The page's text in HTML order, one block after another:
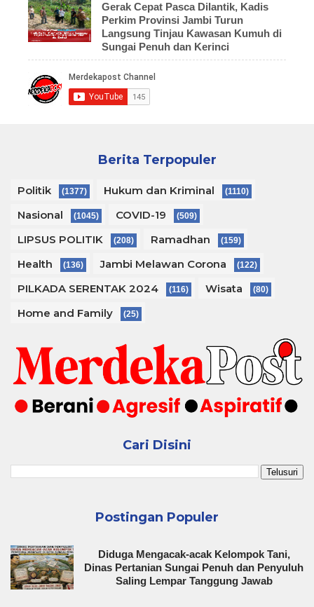
Gerak Cepat Pasca Dilantik, Kadis
Perkim Provinsi Jambi Turun
Langsung Tinjau Kawasan Kumuh di
Sungai Penuh dan Kerinci
Berita Terpopuler
Politik (1377) Hukum dan Kriminal (1110)
Nasional (1045) COVID-19 (509)
LIPSUS POLITIK (208) Ramadhan (159)
Health (136) Jambi Melawan Corona (122)
PILKADA SERENTAK 2024 (116) Wisata (80)
Home and Family (25)
Cari Disini
Postingan Populer
Diduga Mengacak-acak Kelompok Tani,
Dinas Pertanian Sungai Penuh dan Penyuluh
Saling Lempar Tanggung Jawab